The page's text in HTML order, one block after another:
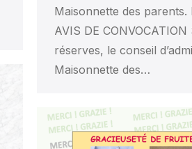
Maisonnette des parents.
AVIS DE
réserves, le conseil
Maisonnette des…